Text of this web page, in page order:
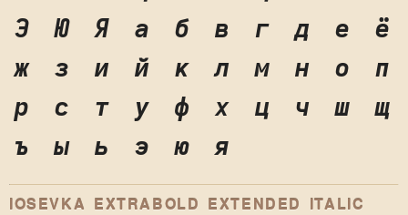
Э
Ю Я а б в г д е
ё
ж
з и й к л м н о
п
р
с т у ф х ц ч ш
щ
ъ
ы ь э ю я
IOSEVKA EXTRABOLD EXTENDED ITALIC